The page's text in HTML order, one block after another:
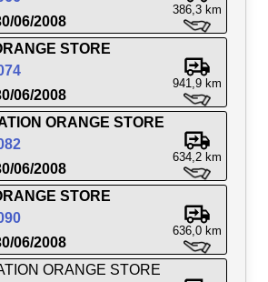
06/2008
386,3 km
STORE
06/2008
941,9 km
ORANGE STORE
06/2008
634,2 km
STORE
06/2008
636,0 km
ORANGE STORE